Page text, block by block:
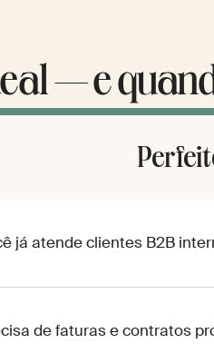
— e
já atende clientes B2B
de faturas e contratos